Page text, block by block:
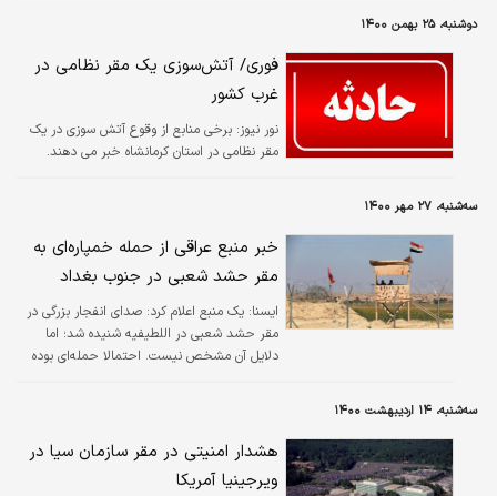
دوشنبه، ۲۵ بهمن ۱۴۰۰
فوری/ آتش‌سوزی یک مقر نظامی در
غرب کشور
نور نیوز: برخی منابع از وقوع آتش سوزی در یک
مقر نظامی در استان کرمانشاه خبر می دهند.
سه‌شنبه، ۲۷ مهر ۱۴۰۰
خبر منبع عراقی از حمله خمپاره‌ای به
مقر حشد شعبی در جنوب بغداد
ايسنا: یک منبع اعلام کرد: صدای انفجار بزرگی در
مقر حشد شعبی در اللطیفیه شنیده شد؛ اما
دلایل آن مشخص نیست. احتمالا حمله‌ای بوده
سه‌شنبه، ۱۴ اردیبهشت ۱۴۰۰
هشدار امنیتی در مقر سازمان سیا در
ویرجینیا آمریکا